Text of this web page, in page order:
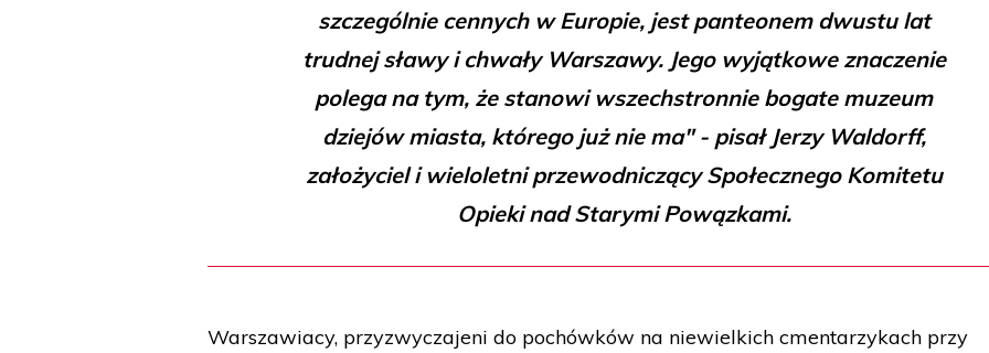
szczególnie cennych w Europie, jest panteonem dwustu lat
trudnej sławy i chwały Warszawy. Jego wyjątkowe znaczenie
polega na tym, że stanowi wszechstronnie bogate muzeum
dziejów miasta, którego już nie ma" - pisał Jerzy Waldorff,
założyciel i wieloletni przewodniczący Społecznego Komitetu
Opieki nad Starymi Powązkami.
Warszawiacy, przyzwyczajeni do pochówków na niewielkich cmentarzykach przy